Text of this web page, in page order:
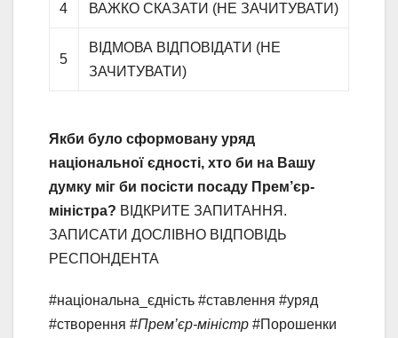
4 ВАЖКО СКАЗАТИ (НЕ ЗАЧИТУВАТИ)
5
ВІДМОВА ВІДПОВІДАТИ (НЕ
ЗАЧИТУВАТИ)
Якби було сформовану уряд
національної єдності, хто би на Вашу
думку міг би посісти посаду Прем’єр-
міністра? ВІДКРИТЕ ЗАПИТАННЯ.
ЗАПИСАТИ ДОСЛІВНО ВІДПОВІДЬ
РЕСПОНДЕНТА
#національна_єдність #ставлення #уряд
#створення #Прем’єр-міністр #Порошенки